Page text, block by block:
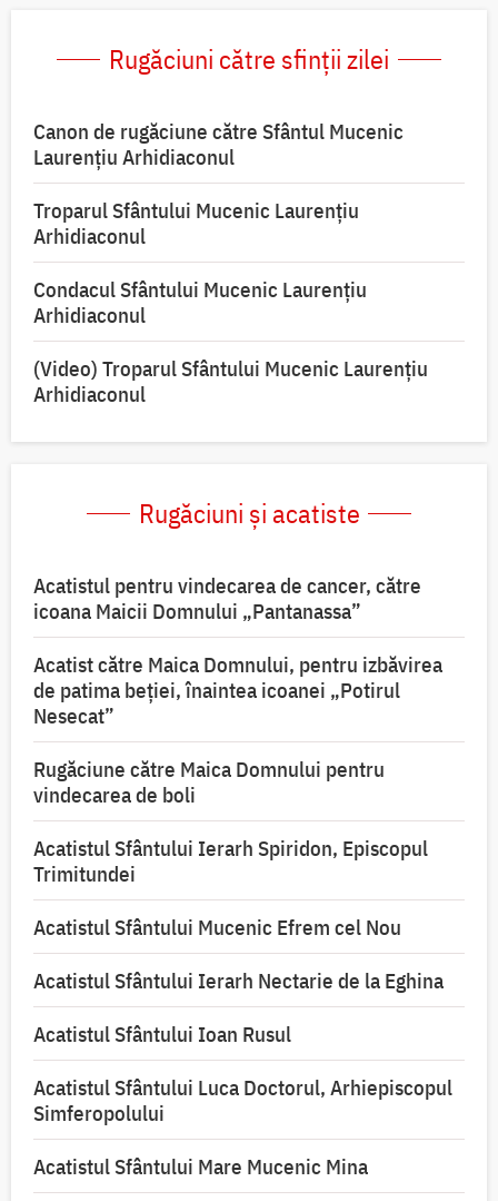
Rugăciuni către sfinții zilei
Canon de rugăciune către Sfântul Mucenic
Laurențiu Arhidiaconul
Troparul Sfântului Mucenic Laurențiu
Arhidiaconul
Condacul Sfântului Mucenic Laurențiu
Arhidiaconul
(Video) Troparul Sfântului Mucenic Laurențiu
Arhidiaconul
Rugăciuni și acatiste
Acatistul pentru vindecarea de cancer, către
icoana Maicii Domnului „Pantanassa”
Acatist către Maica Domnului, pentru izbăvirea
de patima beției, înaintea icoanei „Potirul
Nesecat”
Rugăciune către Maica Domnului pentru
vindecarea de boli
Acatistul Sfântului Ierarh Spiridon, Episcopul
Trimitundei
Acatistul Sfântului Mucenic Efrem cel Nou
Acatistul Sfântului Ierarh Nectarie de la Eghina
Acatistul Sfântului Ioan Rusul
Acatistul Sfântului Luca Doctorul, Arhiepiscopul
Simferopolului
Acatistul Sfântului Mare Mucenic Mina